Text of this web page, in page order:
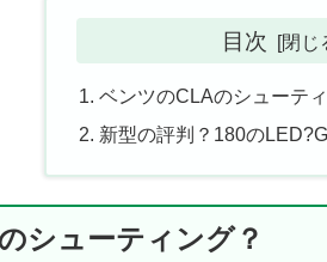
目次
ベンツのCLAのシューテ
新型の評判？180の
シューティング？